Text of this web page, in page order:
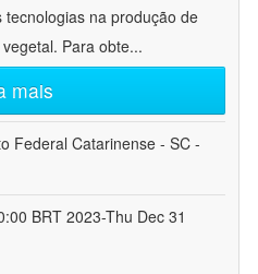
na produção de
Para obte...
mais
Federal Catarinense - SC -
BRT 2023-Thu Dec 31